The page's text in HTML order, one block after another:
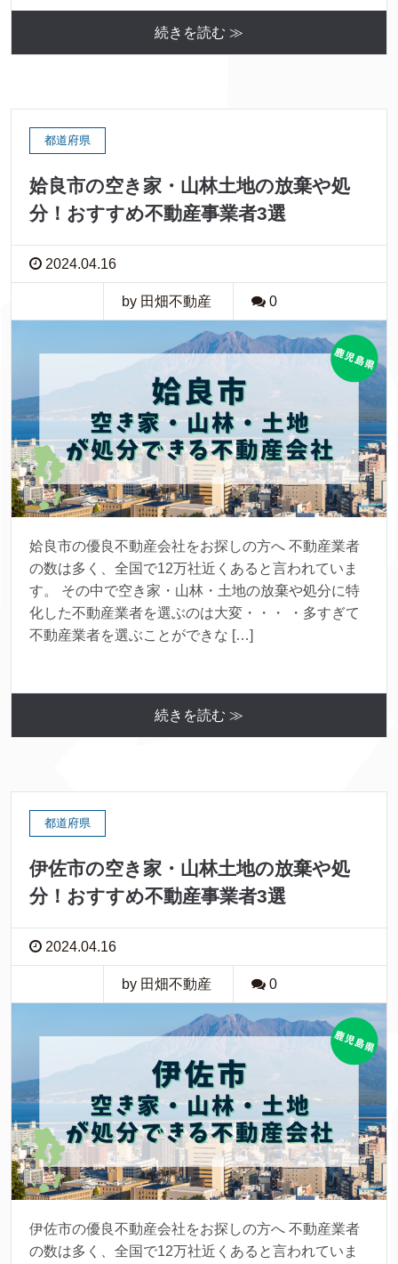
続きを読む ≫
都道府県
姶良市の空き家・山林土地の放棄や処
分！おすすめ不動産事業者3選
2024.04.16
by 田畑不動産 0
姶良市の優良不動産会社をお探しの方へ 不動産業者
の数は多く、全国で12万社近くあると言われていま
す。 その中で空き家・山林・土地の放棄や処分に特
化した不動産業者を選ぶのは大変・・・ ・多すぎて
不動産業者を選ぶことができな […]
続きを読む ≫
都道府県
伊佐市の空き家・山林土地の放棄や処
分！おすすめ不動産事業者3選
2024.04.16
by 田畑不動産 0
伊佐市の優良不動産会社をお探しの方へ 不動産業者
の数は多く、全国で12万社近くあると言われていま